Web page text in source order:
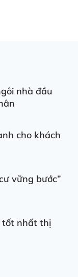
nhà đầu
cho khách
vững bước”
tốt nhất thị